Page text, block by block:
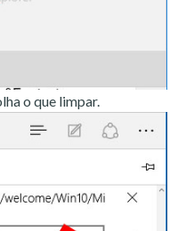
o que limpar.